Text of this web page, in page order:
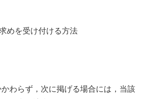
めを受け付ける方法
わらず，次に掲げる場合には，当該